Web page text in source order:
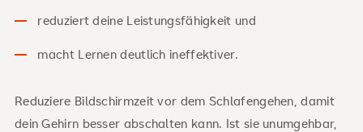
reduziert deine Leistungsfähigkeit und
macht Lernen deutlich ineffektiver.
Reduziere Bildschirmzeit vor dem Schlafengehen, damit
dein Gehirn besser abschalten kann. Ist sie unumgehbar,